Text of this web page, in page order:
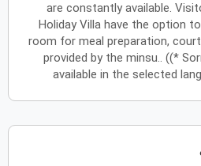
خالخميس
جالجمعةسالسبت
are constantly available.
Holiday Villa have the option
room for meal preparation,
provided by the minsu.. ((*
available in the selected